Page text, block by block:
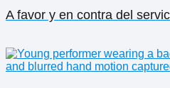
A favor y en contra del